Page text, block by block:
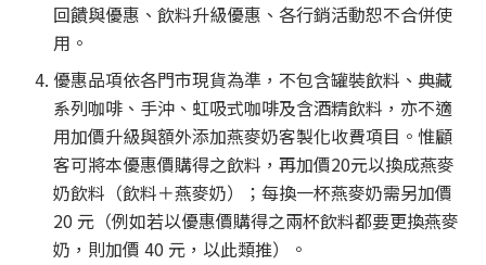
回饋與優惠、飲料升級優惠、各行銷活動恕不合併使
用。
優惠品項依各門市現貨為準，不包含罐裝飲料、典藏
系列咖啡、手沖、虹吸式咖啡及含酒精飲料，亦不適
用加價升級與額外添加燕麥奶客製化收費項目。惟顧
客可將本優惠價購得之飲料，再加價20元以換成燕麥
奶飲料（飲料＋燕麥奶）；每換一杯燕麥奶需另加價
20 元（例如若以優惠價購得之兩杯飲料都要更換燕麥
奶，則加價 40 元，以此類推）。